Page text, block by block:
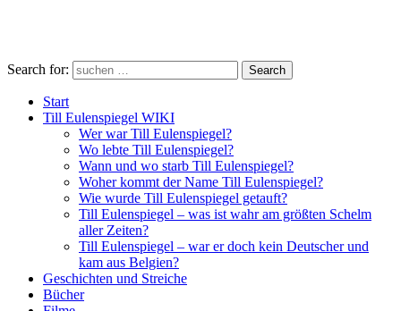
Search for: Search
Start
Till Eulenspiegel WIKI
Wer war Till Eulenspiegel?
Wo lebte Till Eulenspiegel?
Wann und wo starb Till Eulenspiegel?
Woher kommt der Name Till Eulenspiegel?
Wie wurde Till Eulenspiegel getauft?
Till Eulenspiegel – was ist wahr am größten Schelm
aller Zeiten?
Till Eulenspiegel – war er doch kein Deutscher und
kam aus Belgien?
Geschichten und Streiche
Bücher